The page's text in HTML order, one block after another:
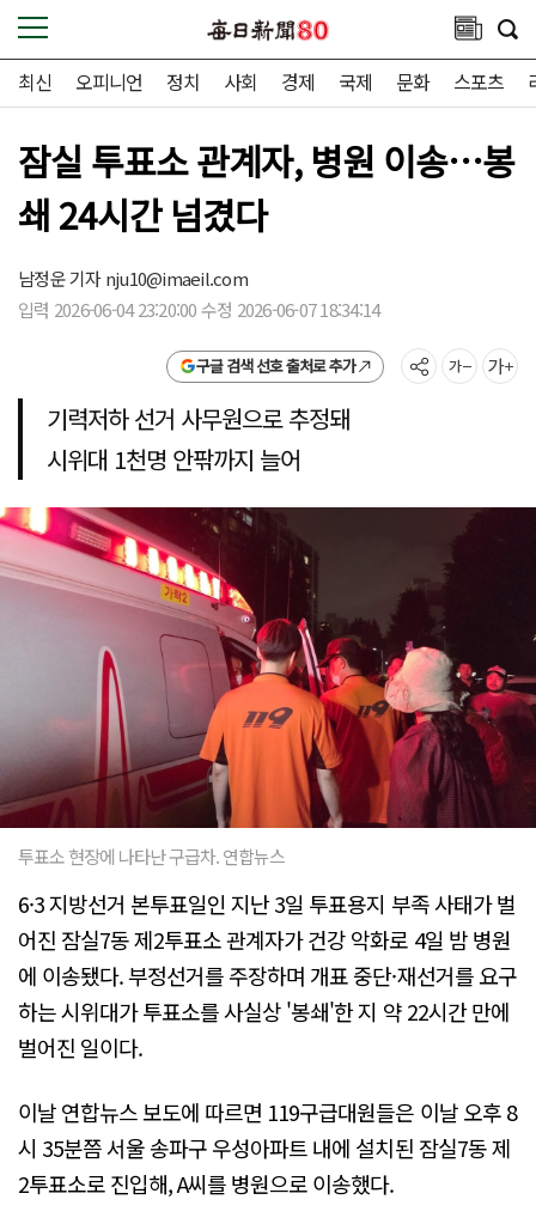
최신 오피니언 정치 사회 경제 국제 문화 스포츠
잠실 투표소 관계자, 병원 이송…봉
쇄 24시간 넘겼다
남정운 기자nju10@imaeil.com
입력 2026-06-04 23:20:00 수정 2026-06-07 18:34:14
구글 검색 선호 출처로 추가
기력저하 선거 사무원으로 추정돼
시위대 1천명 안팎까지 늘어
투표소 현장에 나타난 구급차. 연합뉴스
6·3 지방선거 본투표일인 지난 3일 투표용지 부족 사태가 벌
어진 잠실7동 제2투표소 관계자가 건강 악화로 4일 밤 병원
에 이송됐다. 부정선거를 주장하며 개표 중단·재선거를 요구
하는 시위대가 투표소를 사실상 '봉쇄'한 지 약 22시간 만에
벌어진 일이다.
이날 연합뉴스 보도에 따르면 119구급대원들은 이날 오후 8
시 35분쯤 서울 송파구 우성아파트 내에 설치된 잠실7동 제
2투표소로 진입해, A씨를 병원으로 이송했다.